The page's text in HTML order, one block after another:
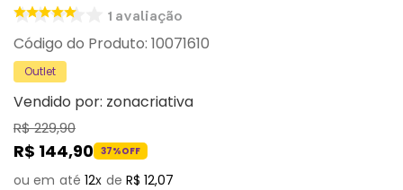
1 avaliação
: 10071610
Outlet
Vendido por: zonacriativa
R$229,90
R$ 144,90 37%OFF
12 R$ 12,07